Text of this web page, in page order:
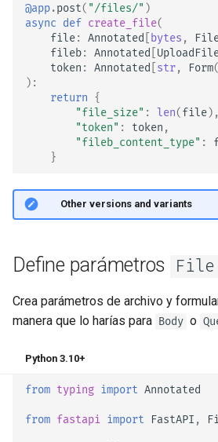
Sub Aplicaciones - Mounts
Detrás de un Proxy
Plantillas
WebSockets
Probando WebSockets
Eventos de testing: lifespan y
startup - shutdown
Probando Dependencias con
Configuraciones y Variables
ServerSentEvent
Middleware
OpenAPI
Security Tools
Encoders - jsonable_encoder
Static Files - StaticFiles
Test Client - TestClient
@app.post( "/files/" )
async def create_file(
file: Annotated bytes ,
fileb: Annotated
token : Annotated str, Form
):
return {
"file_size" : len(file),
"token" : token ,
"fileb_content_type" :
}
🤓 Other versions and variants
Define parámetros File
Crea parámetros de archivo y
manera que lo harías para Body o
Python 3.10+
from typing import Annotated
from fastapi import FastAPI ,